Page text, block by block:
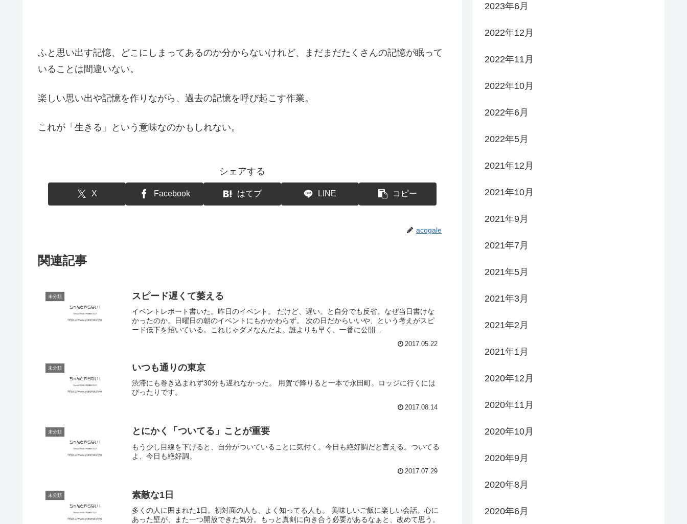
ふと思い出す記憶、どこにしまってあるのか分からないけれど、まだまだたくさんの記憶が眠って
いることは間違いない。
楽しい思い出や記憶を作りながら、過去の記憶を呼び起こす作業。
これが「生きる」という意味なのかもしれない。
シェアする
X Facebook はてブ LINE コピー
acogale
関連記事
未分類 スピード遅くて萎える
イベントレポート書いた。昨日のイベント。 だけど、遅い。と自分でも反省。なぜ当日書けな
かったのか。日曜日の朝のイベントにもかかわらず。 次の日だからいいや、という考えがスピ
ード低下を招いている。これじゃダメなんだよ。誰よりも早く、一番に公開...
2017.05.22
未分類 いつも通りの東京
渋滞にも巻き込まれず30分も遅れなかった。 用賀で降りると一本で永田町。ロッジに行くには
ぴったりです。
2017.08.14
未分類 とにかく「ついてる」ことが重要
もう少し目線を下げると、自分がついていることに気付く。今日も絶好調だと言える。ついてる
よ、今日も絶好調。
2017.07.29
未分類 素敵な1日
多くの人に囲まれた1日。初対面の人も、よく知ってる人も。 美味しいご飯に楽しい会話。心に
あった壁が、また一つ開放できた気分。もっと真剣に向き合う必要があるなぁと、改めて思う。
2023年6月
2022年12月
2022年11月
2022年10月
2022年6月
2022年5月
2021年12月
2021年10月
2021年9月
2021年7月
2021年5月
2021年3月
2021年2月
2021年1月
2020年12月
2020年11月
2020年10月
2020年9月
2020年8月
2020年6月